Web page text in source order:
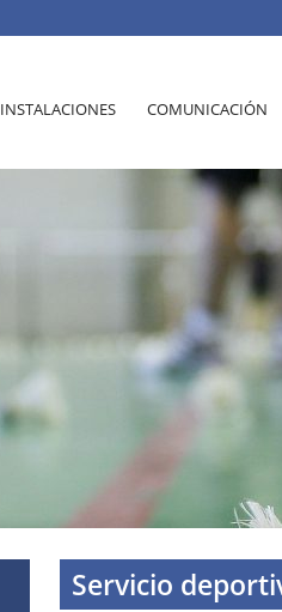
INSTALACIONES COMUNICACIÓN
Servicio